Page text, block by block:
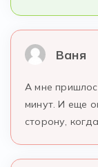
Ваня
А мне
минут. И еще
сторону,